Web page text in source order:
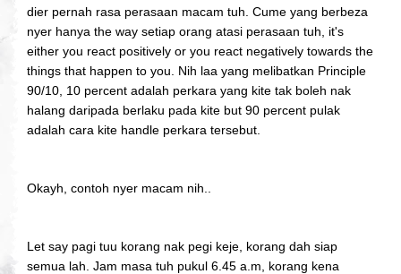
dier pernah rasa perasaan macam tuh. Cume yang berbeza
nyer hanya the way setiap orang atasi perasaan tuh, it's
either you react positively or you react negatively towards the
things that happen to you. Nih laa yang melibatkan Principle
90/10, 10 percent adalah perkara yang kite tak boleh nak
halang daripada berlaku pada kite but 90 percent pulak
adalah cara kite handle perkara tersebut.
Okayh, contoh nyer macam nih..
Let say pagi tuu korang nak pegi keje, korang dah siap
semua lah. Jam masa tuh pukul 6.45 a.m, korang kena